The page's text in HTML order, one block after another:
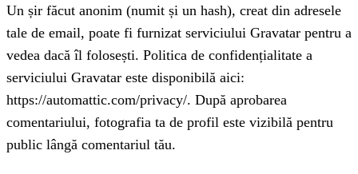
Un șir făcut anonim (numit și un hash), creat din adresele
tale de email, poate fi furnizat serviciului Gravatar pentru a
vedea dacă îl folosești. Politica de confidențialitate a
serviciului Gravatar este disponibilă aici:
https://automattic.com/privacy/. După aprobarea
comentariului, fotografia ta de profil este vizibilă pentru
public lângă comentariul tău.